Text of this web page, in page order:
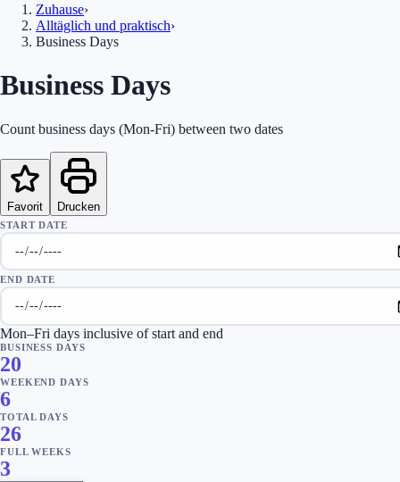
Zuhause›
Alltäglich und praktisch›
Business Days
Business Days
Count business days (Mon-Fri) between two dates
Favorit Drucken
START DATE
END DATE
Mon–Fri days inclusive of start and end
BUSINESS DAYS
20
WEEKEND DAYS
6
TOTAL DAYS
26
FULL WEEKS
3